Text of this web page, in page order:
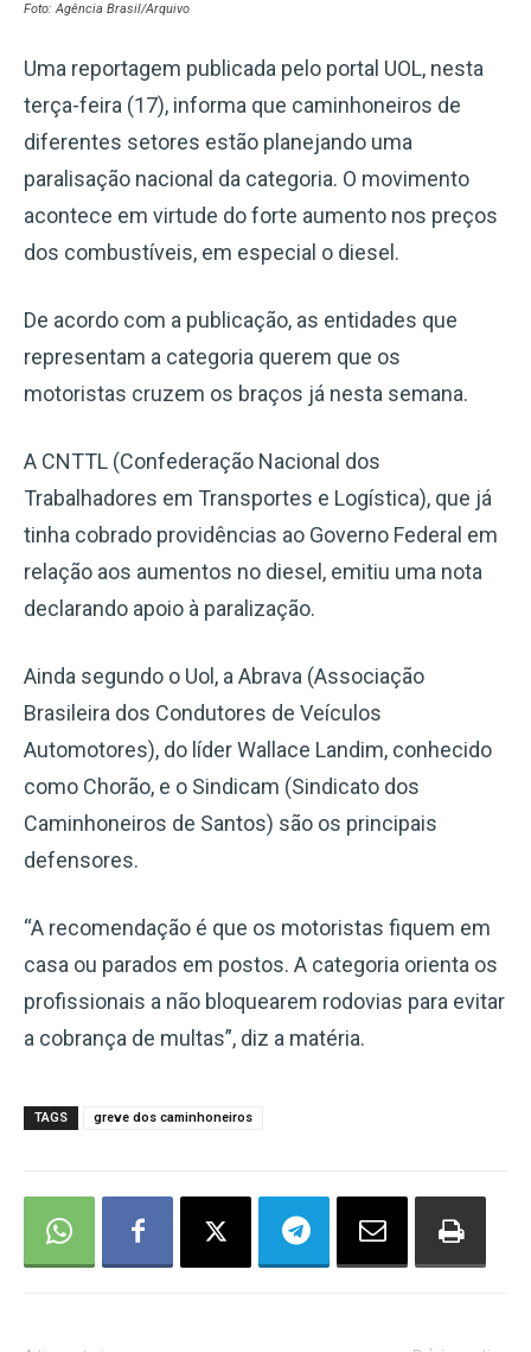
Foto: Agência Brasil/Arquivo
Uma reportagem publicada pelo portal UOL, nesta
terça-feira (17), informa que caminhoneiros de
diferentes setores estão planejando uma
paralisação nacional da categoria. O movimento
acontece em virtude do forte aumento nos preços
dos combustíveis, em especial o diesel.
De acordo com a publicação, as entidades que
representam a categoria querem que os
motoristas cruzem os braços já nesta semana.
A CNTTL (Confederação Nacional dos
Trabalhadores em Transportes e Logística), que já
tinha cobrado providências ao Governo Federal em
relação aos aumentos no diesel, emitiu uma nota
declarando apoio à paralização.
Ainda segundo o Uol, a Abrava (Associação
Brasileira dos Condutores de Veículos
Automotores), do líder Wallace Landim, conhecido
como Chorão, e o Sindicam (Sindicato dos
Caminhoneiros de Santos) são os principais
defensores.
“A recomendação é que os motoristas fiquem em
casa ou parados em postos. A categoria orienta os
profissionais a não bloquearem rodovias para evitar
a cobrança de multas”, diz a matéria.
TAGS greve dos caminhoneiros